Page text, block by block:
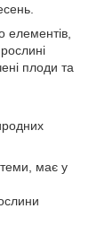
елементів,
плоди та
має у